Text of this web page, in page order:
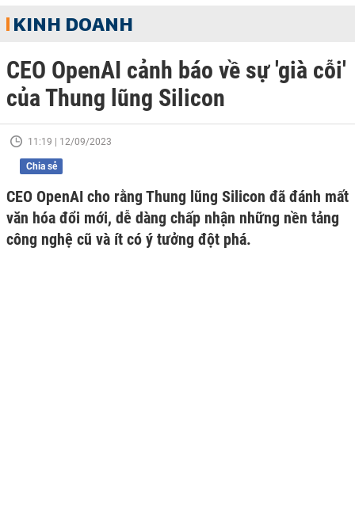
KINH DOANH
CEO OpenAI cảnh báo về sự 'già cỗi'
của Thung lũng Silicon
11:19 | 12/09/2023
Chia sẻ
CEO OpenAI cho rằng Thung lũng Silicon đã đánh mất
văn hóa đổi mới, dễ dàng chấp nhận những nền tảng
công nghệ cũ và ít có ý tưởng đột phá.